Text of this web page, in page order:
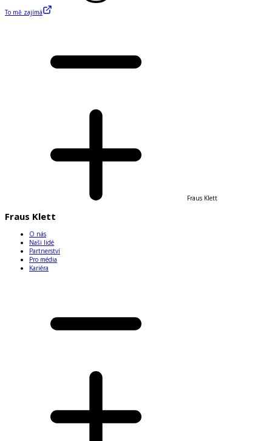
To mě zajímá
Fraus Klett
Fraus Klett
O nás
Naši lidé
Partnerství
Pro média
Kariéra